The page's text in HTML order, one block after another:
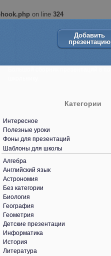
on line 324
Добавить
презентацию
Категории
Интересное
Полезные уроки
Фоны для презентаций
Шаблоны для школы
Алгебра
Английский язык
Астрономия
Без категории
Биология
География
Геометрия
Детские презентации
Информатика
История
Литература